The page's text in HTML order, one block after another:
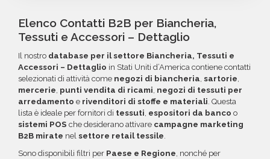
costruire il target perfetto per la tua
campagna.
futuri acquisti. La garanzia copre tutti gli errori
come email inesistenti o DNS errati.
i circuiti protetti Banca Sella e PayPal. Inoltre,
per acquisti voluminosi, è possibile acquistare
maggiori informazioni su come sfruttare
questa opzione.
Elenco Contatti B2B per Biancheria,
Tessuti e Accessori – Dettaglio
Il nostro database per il settore Biancheria, Tessuti e
Accessori – Dettaglio in Stati Uniti d’America contiene contatti
selezionati di attività come negozi di biancheria, sartorie,
mercerie, punti vendita di ricami, negozi di tessuti per
arredamento e rivenditori di stoffe e materiali. Questa
lista è ideale per fornitori di tessuti, espositori da banco o
sistemi POS che desiderano attivare campagne marketing
B2B mirate nel settore retail tessile.
Sono disponibili filtri per Paese e Regione, nonché per